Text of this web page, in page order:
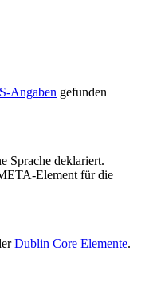
Angaben gefunden
Sprache deklariert.
Element für die
Dublin Core Elemente.